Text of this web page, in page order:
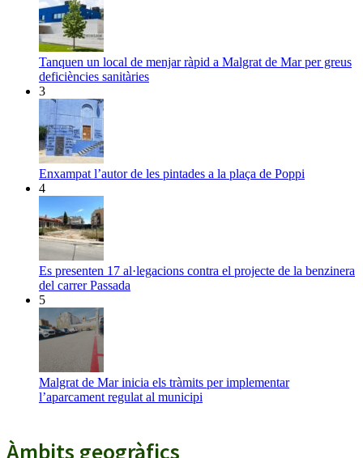
Tanquen un local de menjar ràpid a Malgrat de Mar per greus
deficiències sanitàries
3
Enxampat l’autor de les pintades a la plaça de Poppi
4
Es presenten 17 al·legacions contra el projecte de la benzinera
del carrer Passada
5
Malgrat de Mar inicia els tràmits per implementar
l’aparcament regulat al municipi
Àmbits geogràfics